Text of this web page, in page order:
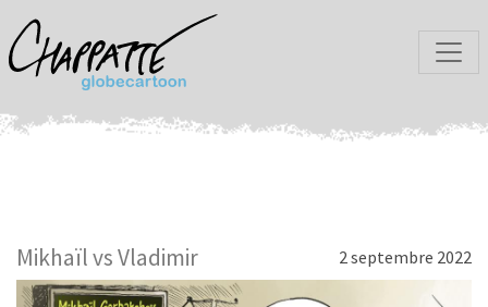
Mikhaïl vs Vladimir 2 septembre 2022